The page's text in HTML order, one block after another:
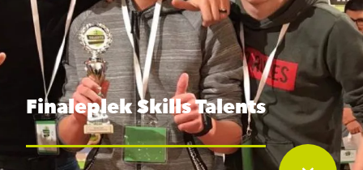
Finaleplek Skills Talents